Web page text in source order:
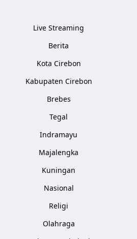
Live Streaming
Berita
Kota Cirebon
Kabupaten Cirebon
Brebes
Tegal
Indramayu
Majalengka
Kuningan
Nasional
Religi
Olahraga